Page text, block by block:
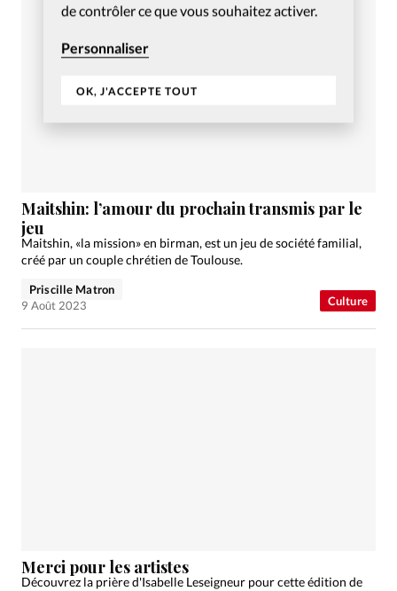
de contrôler ce que vous souhaitez activer.
Personnaliser
OK, J'ACCEPTE TOUT
Culture
Maitshin: l’amour du prochain transmis par le
jeu
Maitshin, «la mission» en birman, est un jeu de société familial,
créé par un couple chrétien de Toulouse.
Priscille Matron
9 Août 2023
Merci pour les artistes
Découvrez la prière d'Isabelle Leseigneur pour cette édition de